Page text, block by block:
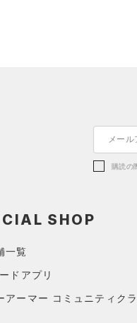
購読の
SHOP
一覧
ドアプリ
アーマー コミュニティク